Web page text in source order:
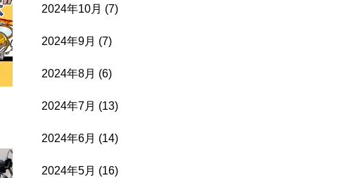
2024年10月 (7)
2024年9月 (7)
2024年8月 (6)
2024年7月 (13)
2024年6月 (14)
2024年5月 (16)